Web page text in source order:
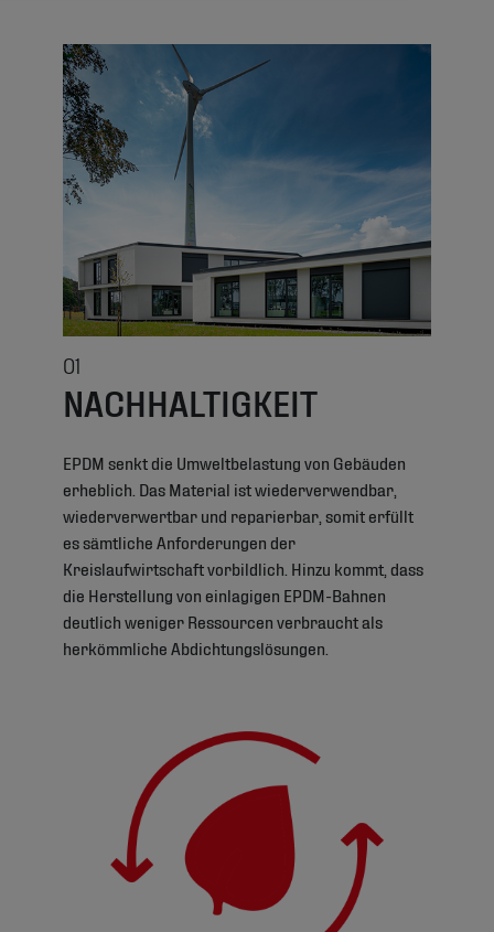
01
NACHHALTIGKEIT
EPDM senkt die Umweltbelastung von Gebäuden
erheblich. Das Material ist wiederverwendbar,
wiederverwertbar und reparierbar, somit erfüllt
es sämtliche Anforderungen der
Kreislaufwirtschaft vorbildlich. Hinzu kommt, dass
die Herstellung von einlagigen EPDM-Bahnen
deutlich weniger Ressourcen verbraucht als
herkömmliche Abdichtungslösungen.